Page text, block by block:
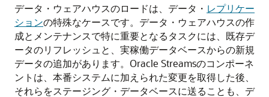
データ・ウェアハウスのロードは、データ・ レプリケー
ションの特殊なケースです。データ・ウェアハウスの作
成とメンテナンスで特に重要となるタスクには、既存デ
ータのリフレッシュと、実稼働データベースからの新規
データの追加があります。Oracle Streamsのコンポーネ
ントは、本番システムに加えられた変更を取得した後、
それらをステージング・データベースに送ることも、デ